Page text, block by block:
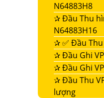
N64883H8
✰Đầu Thu
N64883H16
✰✅ Đầu
✰Đầu Ghi
✰Đầu Ghi
✰Đầu Thu
lượng